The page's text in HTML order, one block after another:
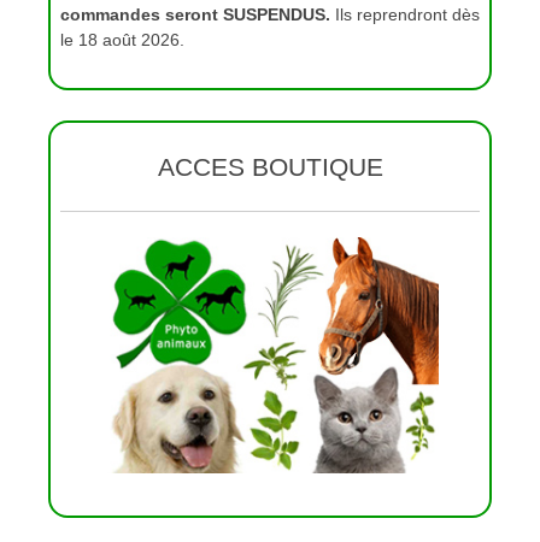
commandes seront SUSPENDUS. Ils reprendront dès
le 18 août 2026.
ACCES BOUTIQUE